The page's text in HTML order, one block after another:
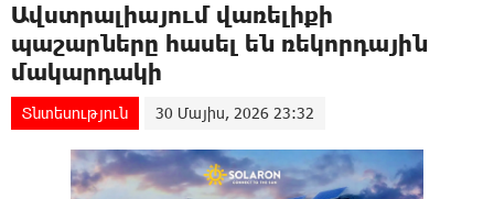
Ավստրալիայում վառելիքի
պաշարները հասել են ռեկորդային
մակարդակի
Տնտեսություն 30 Մայիս, 2026 23:32